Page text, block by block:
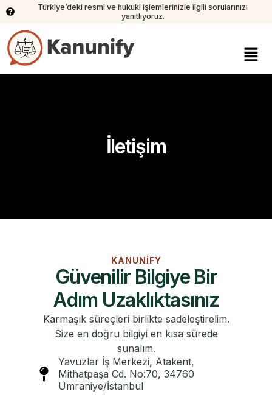
Türkiye’deki resmi ve hukuki işlemlerinizle ilgili sorularınızı
yanıtlıyoruz.
İletişim
KANUNIFY
Güvenilir Bilgiye Bir
Adım Uzaklıktasınız
Karmaşık süreçleri birlikte sadeleştirelim.
Size en doğru bilgiyi en kısa sürede
sunalım.
Yavuzlar İş Merkezi, Atakent,
Mithatpaşa Cd. No:70, 34760
Ümraniye/İstanbul